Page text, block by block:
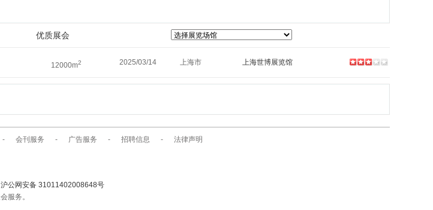
优质展会
12000m2 2025/03/14 上海市 上海世博展览馆
- 会刊服务 - 广告服务 - 招聘信息 - 法律声明
沪公网安备 31011402008648号
服务。